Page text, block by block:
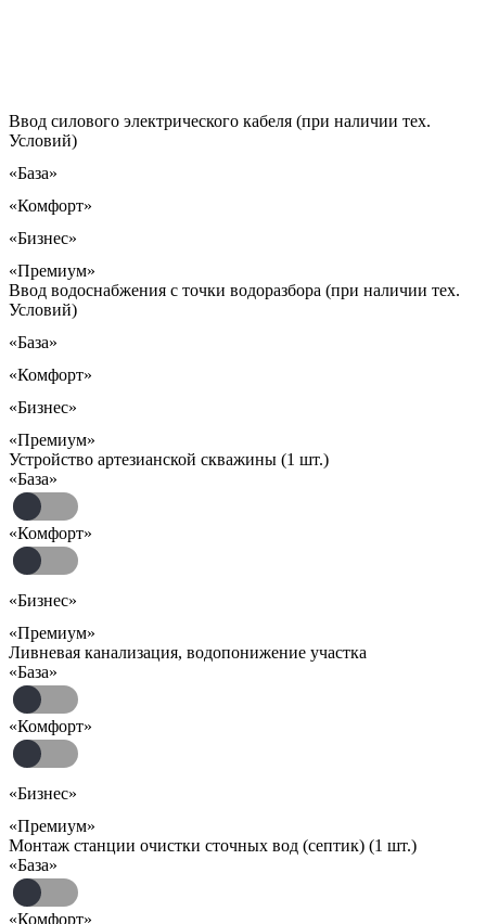
Ввод силового электрического кабеля (при наличии тех.
Условий)
«База»
«Комфорт»
«Бизнес»
«Премиум»
Ввод водоснабжения с точки водоразбора (при наличии тех.
Условий)
«База»
«Комфорт»
«Бизнес»
«Премиум»
Устройство артезианской скважины (1 шт.)
«База»
«Комфорт»
«Бизнес»
«Премиум»
Ливневая канализация, водопонижение участка
«База»
«Комфорт»
«Бизнес»
«Премиум»
Монтаж станции очистки сточных вод (септик) (1 шт.)
«База»
«Комфорт»